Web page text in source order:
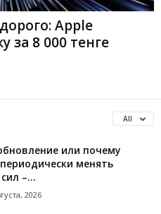
Apple
за 8 000 тенге
All
или почему
менять
–...
2026